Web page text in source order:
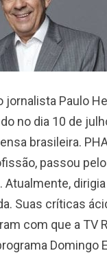
jornalista Paulo
no dia 10 de
brasileira.
passou
Atualmente,
Suas críticas
com que a TV
Domingo